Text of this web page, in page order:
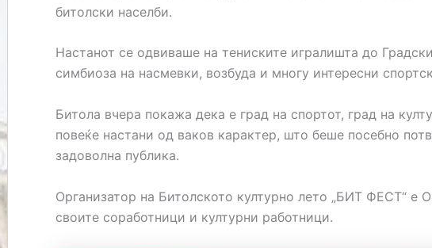
битолски населби.
Настанот се одвиваше на тениските игралишта до
симбиоза на насмевки, возбуда и многу интересни
Битола вчера покажа дека е град на спортот, град на
повеќе настани од ваков карактер, што беше посебно
задоволна публика.
Организатор на Битолското културно лето „БИТ ФЕСТ“ е
своите соработници и културни работници.